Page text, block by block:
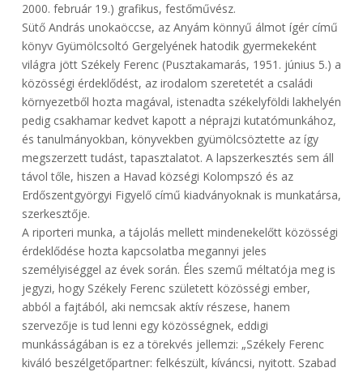
2000. február 19.) grafikus, festőművész.
Sütő András unokaöccse, az Anyám könnyű álmot ígér című
könyv Gyümölcsoltó Gergelyének hatodik gyermekeként
világra jött Székely Ferenc (Pusztakamarás, 1951. június 5.) a
közösségi érdeklődést, az irodalom szeretetét a családi
környezetből hozta magával, istenadta székelyföldi lakhelyén
pedig csakhamar kedvet kapott a néprajzi kutatómunkához,
és tanulmányokban, könyvekben gyümölcsöztette az így
megszerzett tudást, tapasztalatot. A lapszerkesztés sem áll
távol tőle, hiszen a Havad községi Kolompszó és az
Erdőszentgyörgyi Figyelő című kiadványoknak is munkatársa,
szerkesztője.
A riporteri munka, a tájolás mellett mindenekelőtt közösségi
érdeklődése hozta kapcsolatba megannyi jeles
személyiséggel az évek során. Éles szemű méltatója meg is
jegyzi, hogy Székely Ferenc született közösségi ember,
abból a fajtából, aki nemcsak aktív részese, hanem
szervezője is tud lenni egy közösségnek, eddigi
munkásságában is ez a törekvés jellemzi: „Székely Ferenc
kiváló beszélgetőpartner: felkészült, kíváncsi, nyitott. Szabad